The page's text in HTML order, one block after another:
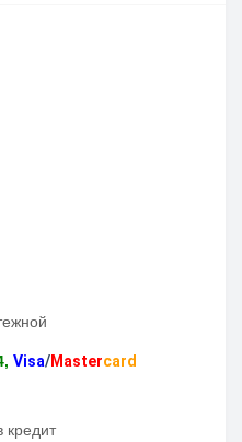
Visa/Mastercard
кредит